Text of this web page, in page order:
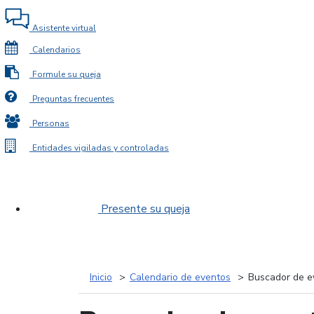
Asistente virtual
Calendarios
Formule su queja
Preguntas frecuentes
Personas
Entidades vigiladas y controladas
Presente su queja
Inicio Calendario de eventos Buscador de